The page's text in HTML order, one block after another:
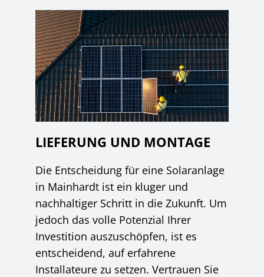
LIEFERUNG UND MONTAGE
Die Entscheidung für eine Solaranlage
in Mainhardt ist ein kluger und
nachhaltiger Schritt in die Zukunft. Um
jedoch das volle Potenzial Ihrer
Investition auszuschöpfen, ist es
entscheidend, auf erfahrene
Installateure zu setzen. Vertrauen Sie